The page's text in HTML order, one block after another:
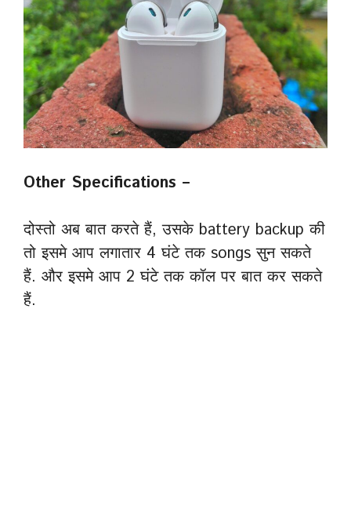
Other Specifications –
दोस्तो अब बात करते हैं, उसके battery backup की
तो इसमे आप लगातार 4 घंटे तक songs सुन सकते
हैं. और इसमे आप 2 घंटे तक कॉल पर बात कर सकते
हैं.